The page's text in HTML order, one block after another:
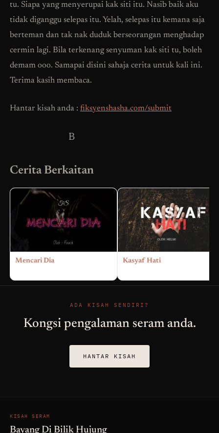
tu. Siapa yang menyerupai kak siti itu. Nasib baik aku
tidak diganggu selepas itu. Yelah, selepas itu kemana saja
berteman dan tak nak duduk berseorangan menghadap
cermin lagi. Bila terkenang senyuman kak siti tu, boleh
demam ooo. Samapai disini sahaja cerita untuk kali ini.
Terima kasih membaca.
Hantar kisah anda : fiksyenshasha.com/submit
B
Cerita Berkaitan
Mencari Dia Kasyaf Hati
ADA KISAH SENDIRI?
Kongsi pengalaman seram anda.
HANTAR KISAH
KISAH SERAM
Bayang Di Bilik Hujung